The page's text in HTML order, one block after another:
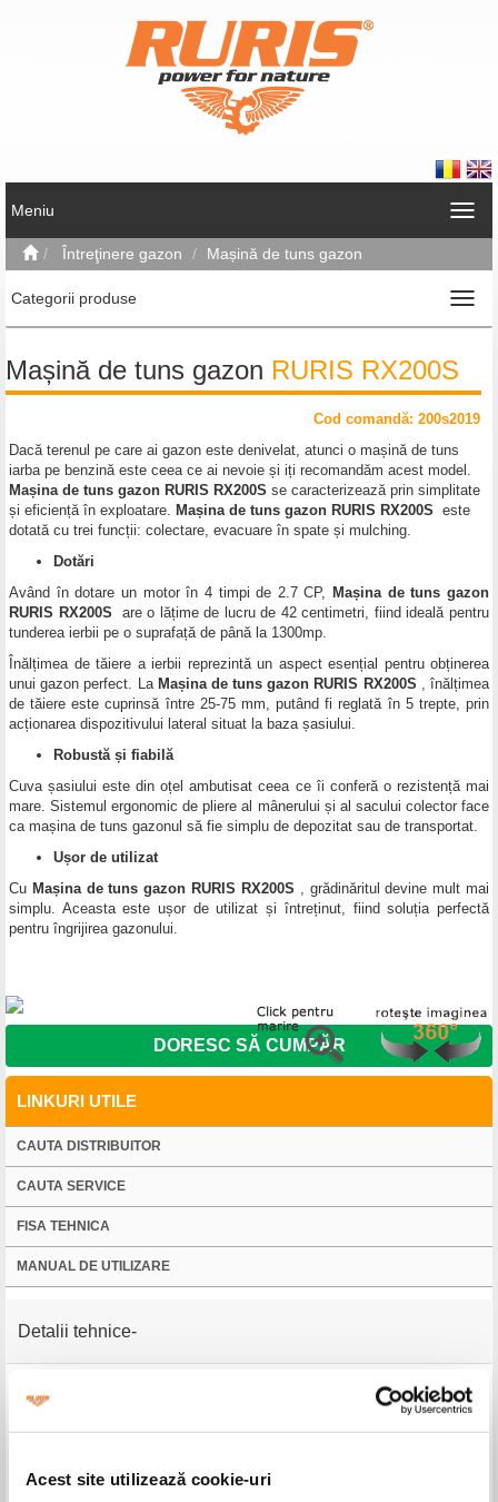
Acest site utilizează cookie-uri
Meniu
Întreţinere gazon Mașină de tuns gazon
Categorii produse
Mașină de tuns gazon RURIS RX200S
Cod comandă: 200s2019
Dacă terenul pe care ai gazon este denivelat, atunci o mașină de tuns
iarba pe benzină este ceea ce ai nevoie și iți recomandăm acest model.
Mașina de tuns gazon RURIS RX200S se caracterizează prin simplitate
și eficiență în exploatare. Mașina de tuns gazon RURIS RX200S este
dotată cu trei funcții: colectare, evacuare în spate și mulching.
Dotări
Având în dotare un motor în 4 timpi de 2.7 CP, Mașina de tuns gazon
RURIS RX200S
are o lățime de lucru de 42 centimetri, fiind ideală pentru
tunderea ierbii pe o suprafață de până la 1300mp.
Înălțimea de tăiere a ierbii reprezintă un aspect esențial pentru obținerea
unui gazon perfect. La Mașina de tuns gazon RURIS RX200S , înălțimea
de tăiere este cuprinsă între 25-75 mm, putând fi reglată în 5 trepte, prin
acționarea dispozitivului lateral situat la baza șasiului.
Robustă și fiabilă
Cuva șasiului este din oțel ambutisat ceea ce îi conferă o rezistență mai
mare. Sistemul ergonomic de pliere al mânerului și al sacului colector face
ca mașina de tuns gazonul să fie simplu de depozitat sau de transportat.
Ușor de utilizat
Cu Mașina de tuns gazon RURIS RX200S , grădinăritul devine mult mai
simplu. Aceasta este ușor de utilizat și întreținut, fiind soluția perfectă
pentru îngrijirea gazonului.
DORESC SĂ CUMPĂR
LINKURI UTILE
CAUTA DISTRIBUITOR
CAUTA SERVICE
FISA TEHNICA
MANUAL DE UTILIZARE
Detalii tehnice
Model
RURIS RX200S
General Engine
Ciclu de funcționare
4 timpi
Capacitate cilindrică